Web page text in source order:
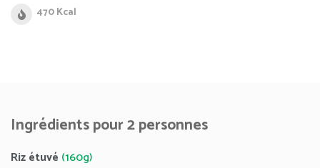
470 Kcal
Ingrédients pour 2 personnes
Riz étuvé (160g)